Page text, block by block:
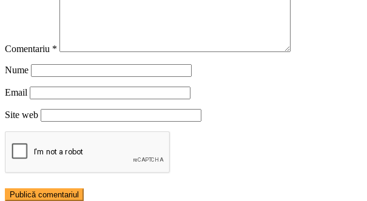
Comentariu *
Nume
Email
Site web